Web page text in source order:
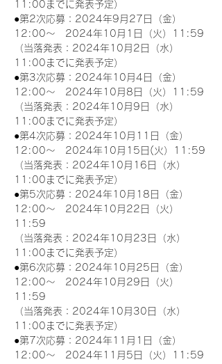
11:00までに発表予定）
●第2次応募：2024年9月27日（金）
12:00～　2024年10月1日（火）11:59
（当落発表：2024年10月2日（水）
11:00までに発表予定）
●第3次応募：2024年10月4日（金）
12:00～　2024年10月8日（火）11:59
（当落発表：2024年10月9日（水）
11:00までに発表予定）
●第4次応募：2024年10月11日（金）
12:00～　2024年10月15日(火）11:59
（当落発表：2024年10月16日（水）
11:00までに発表予定）
●第5次応募：2024年10月18日（金）
12:00～　2024年10月22日（火）
11:59
（当落発表：2024年10月23日（水）
11:00までに発表予定）
●第6次応募：2024年10月25日（金）
12:00～　2024年10月29日（火）
11:59
（当落発表：2024年10月30日（水）
11:00までに発表予定）
●第7次応募：2024年11月1日（金）
12:00～　2024年11月5日（火）11:59